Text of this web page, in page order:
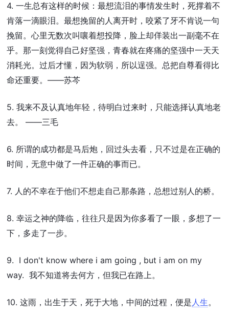
4. 一生总有这样的时候：最想流泪的事情发生时，死撑着不
肯落一滴眼泪。最想挽留的人离开时，咬紧了牙不肯说一句
挽留。心里无数次叫嚷着想投降，脸上却佯装出一副毫不在
乎。那一刻觉得自己好坚强，青春就在疼痛的坚强中一天天
消耗光。过后才懂，因为软弱，所以逞强。总把自尊看得比
命还重要。——苏芩
5. 我来不及认真地年轻，待明白过来时，只能选择认真地老
去。 ——三毛
6. 所谓的成功都是马后炮，回过头去看，只不过是在正确的
时间，无意中做了一件正确的事而已。
7. 人的不幸在于他们不想走自己那条路，总想过别人的桥。
8. 幸运之神的降临，往往只是因为你多看了一眼，多想了一
下，多走了一步。
9. I don't know where i am going , but i am on my
way. 我不知道将去何方，但我已在路上。
10. 这雨，出生于天，死于大地，中间的过程，便是人生。